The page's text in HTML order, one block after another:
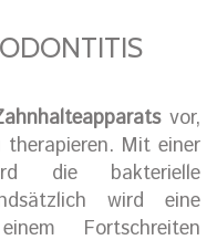
vor,
Mit einer
die bakterielle
wird eine
Fortschreiten